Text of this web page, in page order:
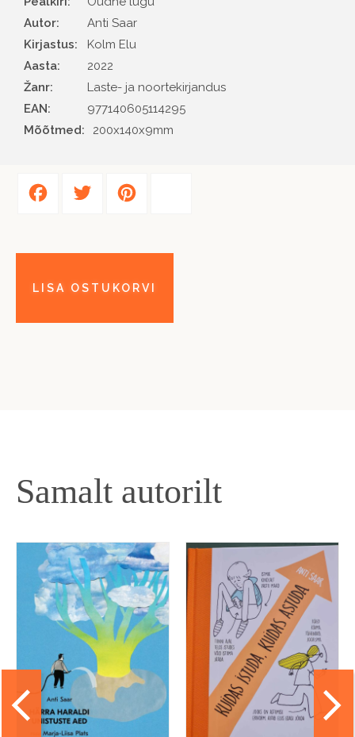
Autor
Anti Saar
Kirjastus
Kolm Elu
Aasta
2022
Žanr
Laste- ja noortekirjandus
EAN
977140605114295
Mõõtmed:
200x140x9mm
Samalt autorilt